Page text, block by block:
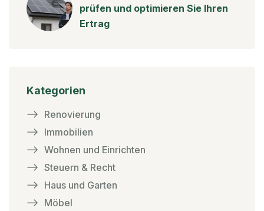
prüfen und optimieren Sie Ihren
Ertrag
Kategorien
Renovierung
Immobilien
Wohnen und Einrichten
Steuern & Recht
Haus und Garten
Möbel